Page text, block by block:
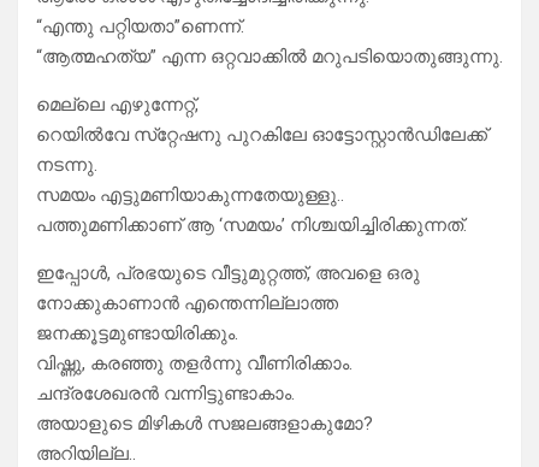
“എന്തു പറ്റിയതാ”ണെന്ന്.
“ആത്മഹത്യ” എന്ന ഒറ്റവാക്കിൽ മറുപടിയൊതുങ്ങുന്നു.
മെല്ലെ എഴുന്നേറ്റ്,
റെയിൽവേ സ്‌റ്റേഷനു പുറകിലേ ഓട്ടോസ്റ്റാൻഡിലേക്ക്
നടന്നു.
സമയം എട്ടുമണിയാകുന്നതേയുള്ളു..
പത്തുമണിക്കാണ് ആ ‘സമയം’ നിശ്ചയിച്ചിരിക്കുന്നത്.
ഇപ്പോൾ, പ്രഭയുടെ വീട്ടുമുറ്റത്ത്, അവളെ ഒരു
നോക്കുകാണാൻ എന്തെന്നില്ലാത്ത
ജനക്കൂട്ടമുണ്ടായിരിക്കും.
വിഷ്ണു, കരഞ്ഞു തളർന്നു വീണിരിക്കാം.
ചന്ദ്രശേഖരൻ വന്നിട്ടുണ്ടാകാം.
അയാളുടെ മിഴികൾ സജലങ്ങളാകുമോ?
അറിയില്ല..